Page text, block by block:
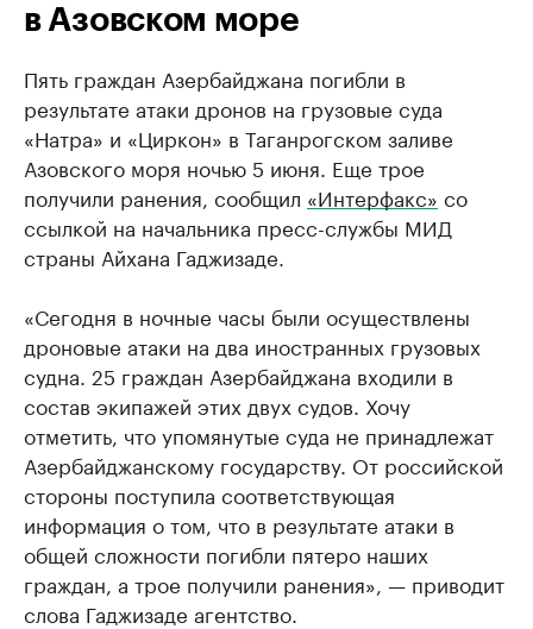
в Азовском море
Пять граждан Азербайджана погибли в
результате атаки дронов на грузовые суда
«Натра» и «Циркон» в Таганрогском заливе
Азовского моря ночью 5 июня. Еще трое
получили ранения, сообщил «Интерфакс» со
ссылкой на начальника пресс-службы МИД
страны Айхана Гаджизаде.
«Сегодня в ночные часы были осуществлены
дроновые атаки на два иностранных грузовых
судна. 25 граждан Азербайджана входили в
состав экипажей этих двух судов. Хочу
отметить, что упомянутые суда не принадлежат
Азербайджанскому государству. От российской
стороны поступила соответствующая
информация о том, что в результате атаки в
общей сложности погибли пятеро наших
граждан, а трое получили ранения», — приводит
слова Гаджизаде агентство.